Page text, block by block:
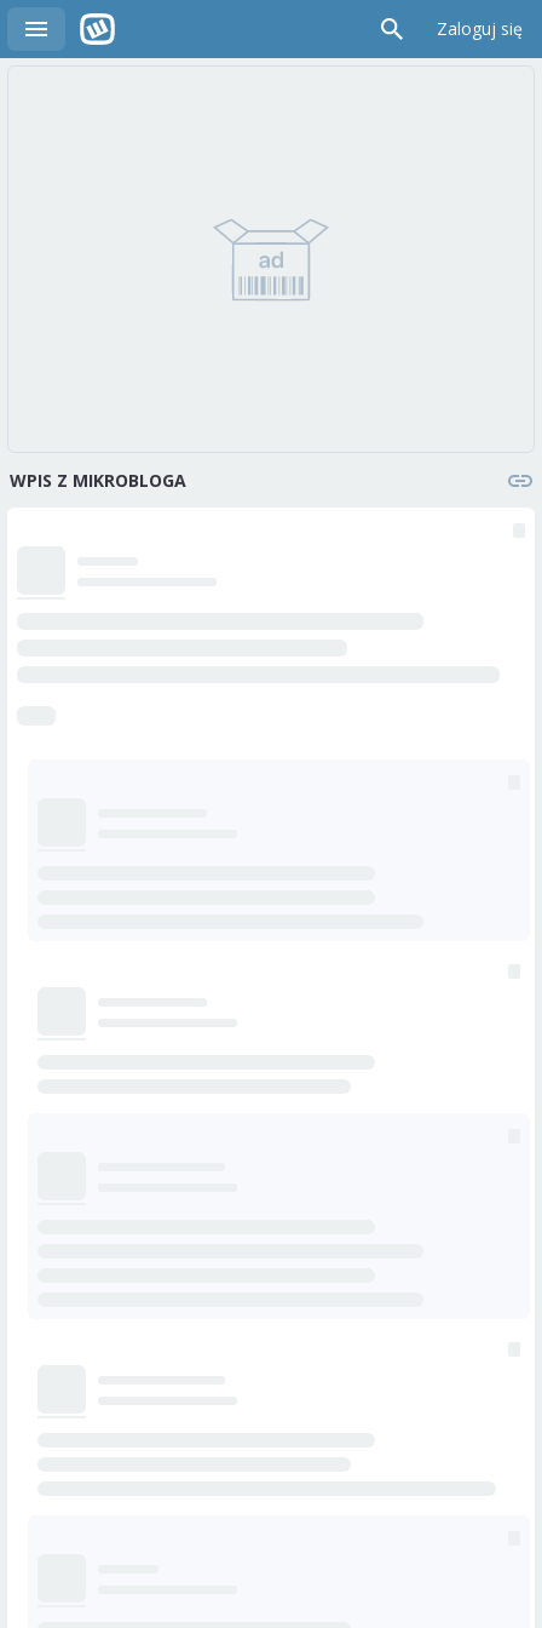
Zaloguj się
WPIS Z MIKROBLOGA